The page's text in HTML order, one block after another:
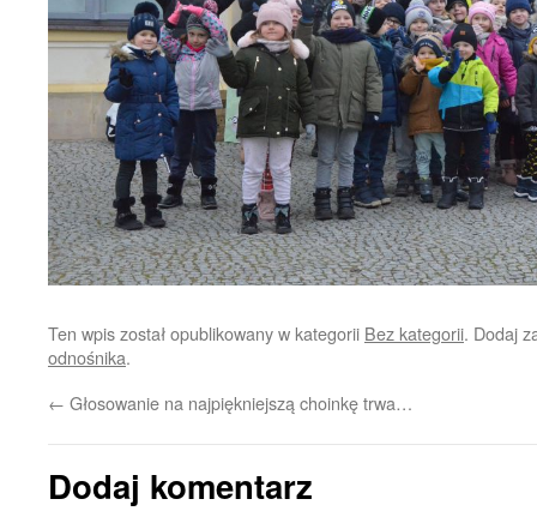
Ten wpis został opublikowany w kategorii Bez kategorii. Dodaj
odnośnika.
← Głosowanie na najpiękniejszą choinkę trwa…
Dodaj komentarz